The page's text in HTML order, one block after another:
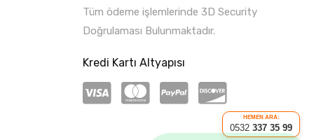
HEMEN ARA:
0532 337 35 99
Tüm ödeme işlemlerinde 3D Security
Doğrulaması Bulunmaktadır.
Kredi Kartı Altyapısı